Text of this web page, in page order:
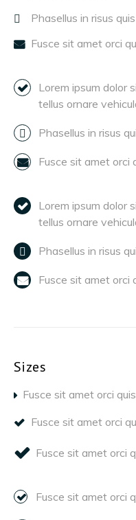
Phasellus in risus
Fusce sit amet orci
Lorem ipsum dolor
tellus ornare
Phasellus in risus
Fusce sit amet orci
Lorem ipsum dolor
tellus ornare
Phasellus in risus
Fusce sit amet orci
Sizes
Fusce sit amet orci
Fusce sit amet orci
Fusce sit amet orci
Fusce sit amet orci